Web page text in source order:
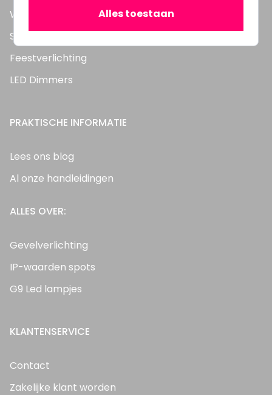
Wandlampen
Solar verlichting
Feestverlichting
LED Dimmers
PRAKTISCHE INFORMATIE
Lees ons blog
Al onze handleidingen
ALLES OVER:
Gevelverlichting
IP-waarden spots
G9 Led lampjes
KLANTENSERVICE
Contact
Zakelijke klant worden
Alles toestaan